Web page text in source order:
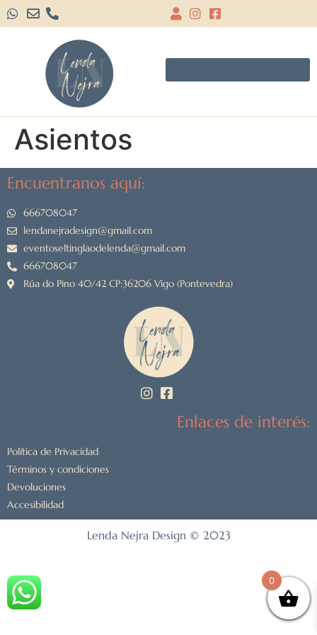
Asientos
Encuentranos aquí:
666708047
lendanejradesign@gmail.com
eventoseltinglaodelenda@gmail.com
666708047
Rúa do Pino 40/42 CP:36206 Vigo (Pontevedra)
Enlaces de interés:
Política de Privacidad
Términos y condiciones
Devoluciones
Accesibilidad
Lenda Nejra Design © 2023
0